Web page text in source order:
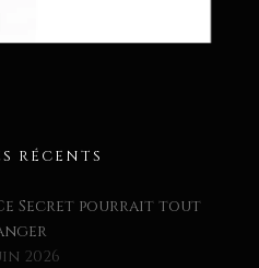
RÉCENTS
Secret pourrait tout
2026